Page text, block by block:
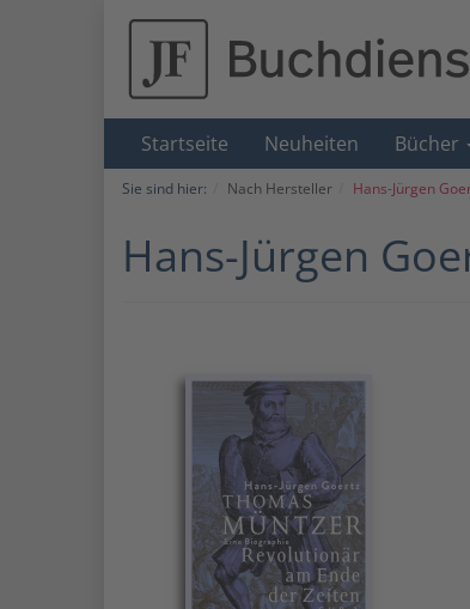
Startseite Neuheiten Bücher
Sie sind hier: Nach Hersteller Hans-Jürgen
Hans-Jürgen